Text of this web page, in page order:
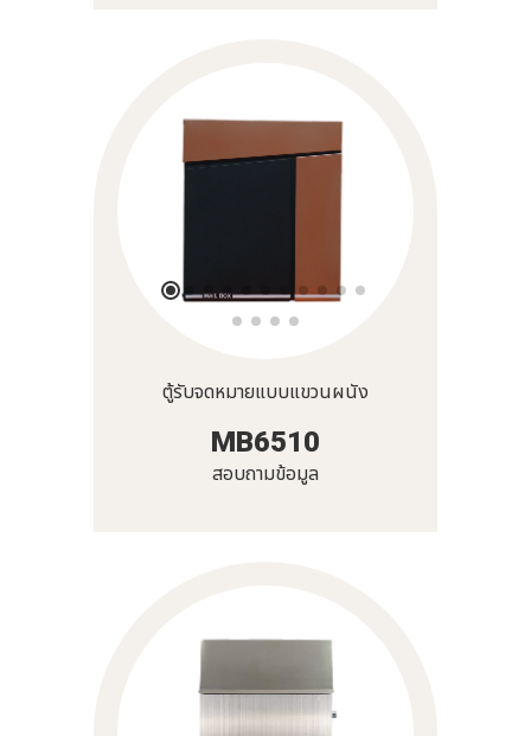
ตู้รับจดหมายแบบแขวนผนัง
MB6510
สอบถามข้อมูล